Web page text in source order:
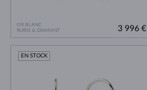
OR BLANC
RUBIS & DIAMANT
3 996 €
EN STOCK